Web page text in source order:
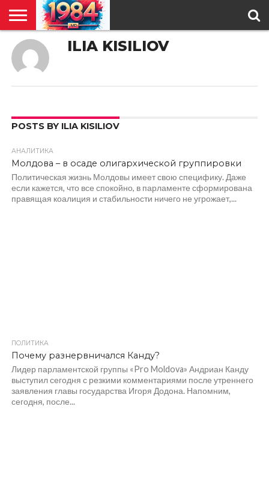
ГЛАВНАЯ
ПОЛИТИКА
ОБЩЕСТВО
РЕГИОНЫ
В
МИРЕ
КУЛЬТУРА
АНАЛИТИКА
О
НАС
СПЕЦПРОЕКТILIA KISILIOV
POSTS BY ILIA KISILIOV
АНАЛИТИКА
Молдова – в осаде олигархической группировки
Политическая жизнь Молдовы имеет свою специфику. Даже
если кажется, что все спокойно, в парламенте сформирована
правящая коалиция и стабильности ничего не угрожает,...
ПОЛИТИКА
Почему разнервничался Канду?
Лидер парламентской группы «Pro Moldova» Андриан Канду
выступил сегодня с резкими комментариями после утреннего
заявления главы государства Игоря Додона. Напомним,
сегодня, после...